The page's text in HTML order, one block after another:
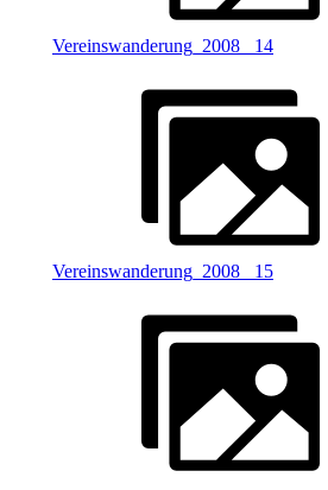
Vereinswanderung_2008 _14
Vereinswanderung_2008 _15